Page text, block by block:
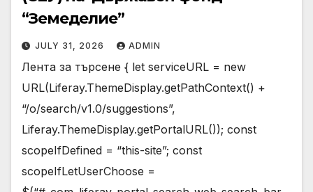
“Земеделие”
JULY 31, 2026 ADMIN
Лента за търсене { let serviceURL = new
URL(Liferay.ThemeDisplay.getPathContext() +
“/o/search/v1.0/suggestions”,
Liferay.ThemeDisplay.getPortalURL()); const
scopeIfDefined = “this-site”; const
scopeIfLetUserChoose =